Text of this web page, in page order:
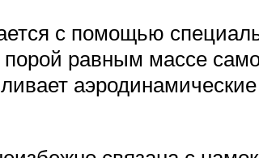
с помощью
равным массе